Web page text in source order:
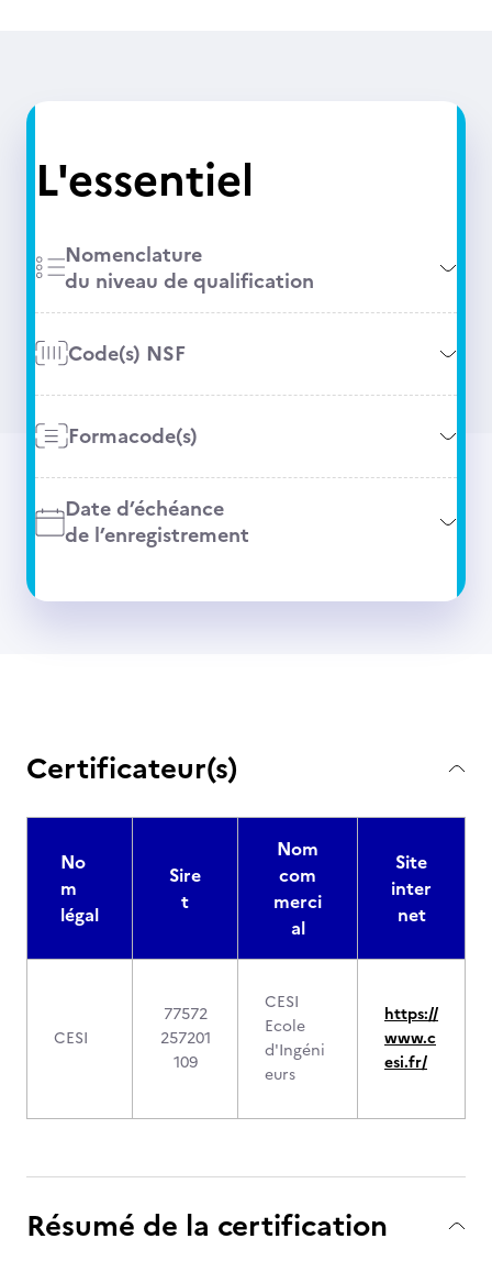
L'essentiel
Nomenclature
du niveau de qualification
Code(s) NSF
Formacode(s)
Date d’échéance
de l’enregistrement
Certificateur(s)
No
m
légal
Sire
t
Nom
com
merci
al
Site
inter
net
CESI
77572
257201
109
CESI
Ecole
d'Ingéni
eurs
https://
www.c
esi.fr/
Résumé de la certification